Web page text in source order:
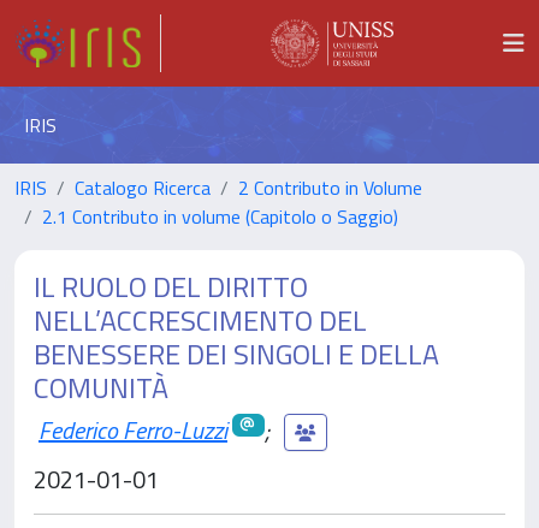
IRIS
IRIS Catalogo Ricerca
2 Contributo in Volume
2.1 Contributo in volume (Capitolo o Saggio)
IL RUOLO DEL DIRITTO
NELL’ACCRESCIMENTO DEL
BENESSERE DEI SINGOLI E DELLA
COMUNITÀ
Federico Ferro-Luzzi
;
2021-01-01